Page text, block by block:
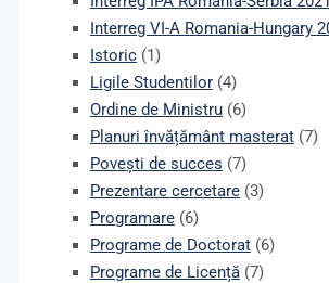
Interreg VI-A Romania-Hungary
Istoric(1)
Ligile Studentilor(4)
Ordine de Ministru(6)
Planuri învățământ masterat(7)
Povești de succes (7)
Prezentare cercetare(3)
Programare(6)
Programe de Doctorat(6)
Programe de Licență(7)